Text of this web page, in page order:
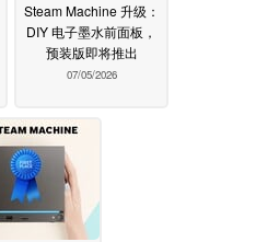
Steam Machine 升级：
DIY 电子墨水前面板，
预装版即将推出
07/05/2026